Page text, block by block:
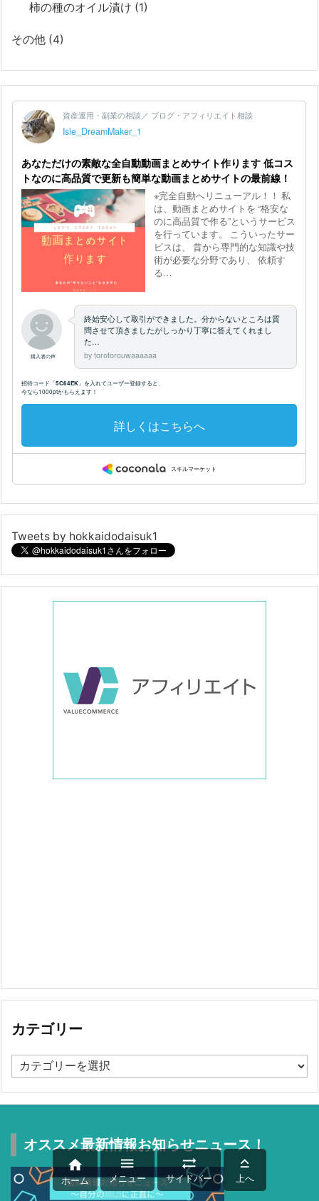
柿の種のオイル漬け (1)
その他 (4)
Tweets by hokkaidodaisuk1
カテゴリー
カ
テ
ゴ
リ
オススメ最新情報お知らせニュース！

ホーム

メニュー

サイドバー

上へ